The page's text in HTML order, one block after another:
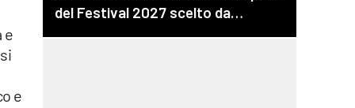
e
e